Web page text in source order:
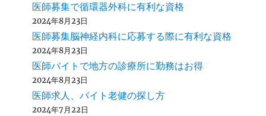
医師募集で循環器外科に有利な資格
2024年8月23日
医師募集脳神経内科に応募する際に有利な資格
2024年8月23日
医師バイトで地方の診療所に勤務はお得
2024年8月23日
医師求人、バイト老健の探し方
2024年7月22日